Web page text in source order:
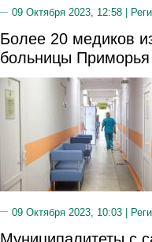
09 Октября 2023, 12:58 |
Более 20 медиков
больницы Приморья
09 Октября 2023, 10:03 |
Муниципалитеты с